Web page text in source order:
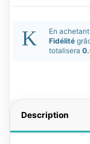
En
Fidélité
totalisera
Description